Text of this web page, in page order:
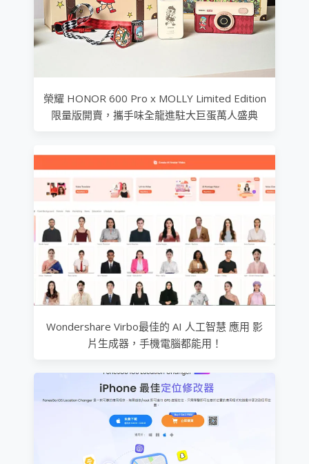
榮耀 HONOR 600 Pro x MOLLY Limited Edition
限量版開賣，攜手味全龍進駐大巨蛋萬人盛典
Wondershare Virbo最佳的 AI 人工智慧 應用 影
片生成器，手機電腦都能用！